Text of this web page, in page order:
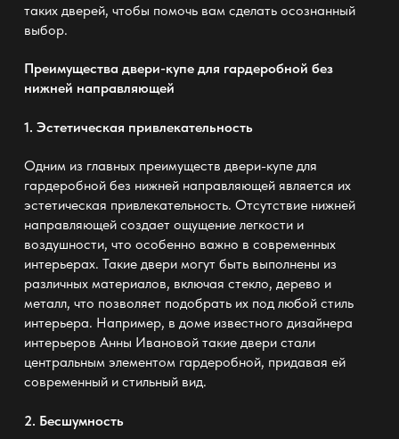
таких дверей, чтобы помочь вам сделать осознанный
выбор.
Преимущества двери-купе для гардеробной без
нижней направляющей
1. Эстетическая привлекательность
Одним из главных преимуществ двери-купе для
гардеробной без нижней направляющейявляется их
эстетическая привлекательность. Отсутствие нижней
направляющей создает ощущение легкости и
воздушности, что особенно важно в современных
интерьерах. Такие двери могут быть выполнены из
различных материалов, включая стекло, дерево и
металл, что позволяет подобрать их под любой стиль
интерьера. Например, в доме известного дизайнера
интерьеров Анны Ивановой такие двери стали
центральным элементом гардеробной, придавая ей
современный и стильный вид.
2. Бесшумность